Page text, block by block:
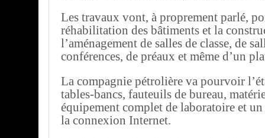
Les travaux vont, à proprement parlé,
réhabilitation des bâtiments et la
l’aménagement de salles de classe, de
conférences, de préaux et même d’un
La compagnie pétrolière va pourvoir
tables-bancs, fauteuils de bureau,
équipement complet de laboratoire et
la connexion Internet.